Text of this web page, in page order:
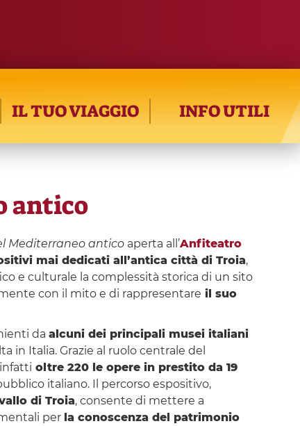
IL TUO VIAGGIO INFO UTILI
antico
Mediterraneo antico aperta all’Anfiteatro
mai dedicati all’antica città di Troia,
e culturale la complessità storica di un sito
con il mito e di rappresentare il suo
da alcuni dei principali musei italiani
in Italia. Grazie al ruolo centrale del
oltre 220 le opere in prestito da 19
italiano. Il percorso espositivo,
di Troia, consente di mettere a
per la conoscenza del patrimonio